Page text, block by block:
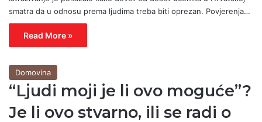
smatra da u odnosu prema ljudima treba biti oprezan. Povjerenja…
Read More »
Domovina
“Ljudi moji je li ovo moguće”?
Je li ovo stvarno, ili se radi o